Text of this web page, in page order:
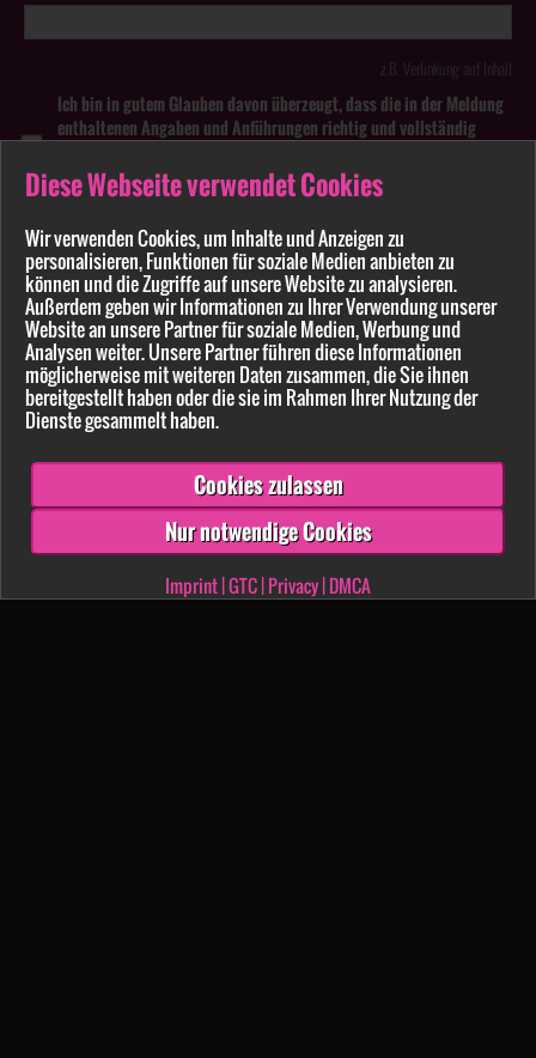
Diese Webseite verwendet Cookies
Wir verwenden Cookies, um Inhalte und Anzeigen zu
personalisieren, Funktionen für soziale Medien anbieten zu
können und die Zugriffe auf unsere Website zu analysieren.
Außerdem geben wir Informationen zu Ihrer Verwendung unserer
Website an unsere Partner für soziale Medien, Werbung und
Analysen weiter. Unsere Partner führen diese Informationen
möglicherweise mit weiteren Daten zusammen, die Sie ihnen
bereitgestellt haben oder die sie im Rahmen Ihrer Nutzung der
Dienste gesammelt haben.
Cookies zulassen
Nur notwendige Cookies
Imprint|GTC|Privacy|DMCA
z.B. Verlinkung auf Inhalt
Ich bin in gutem Glauben davon überzeugt, dass die in der Meldung
enthaltenen Angaben und Anführungen richtig und vollständig
rechtswidrigen Inhalten können strafbar sein.
Pflichtfelder sind mit * markiert
Bitte beachten Sie unsereDatenschutzerklärung.